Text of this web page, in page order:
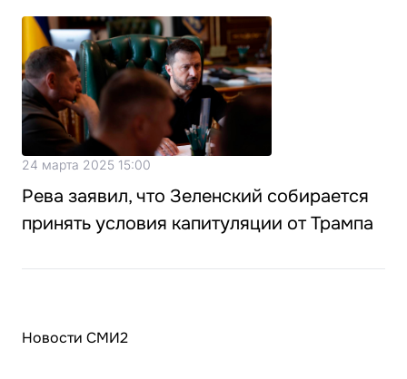
24 марта 2025 15:00
Рева заявил, что Зеленский собирается
принять условия капитуляции от Трампа
Новости СМИ2